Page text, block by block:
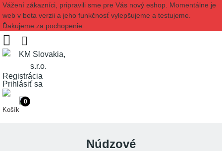
Vážení zákazníci, pripravili sme pre Vás nový eshop. Momentálne je
web v beta verzii a jeho funkčnosť vylepšujeme a testujeme.
Ďakujeme za pochopenie.
Registrácia
Prihlásiť sa
Košík
0
Núdzové